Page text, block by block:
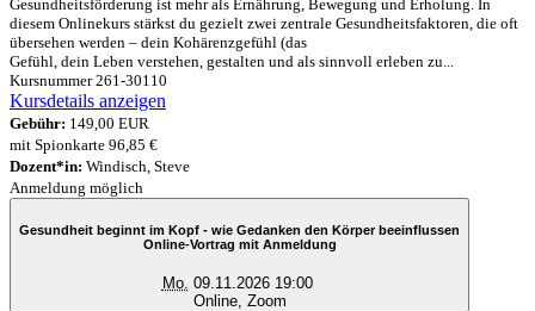
Gesundheitsförderung ist mehr als Ernährung, Bewegung und Erholung. In
diesem Onlinekurs stärkst du gezielt zwei zentrale Gesundheitsfaktoren, die oft
übersehen werden – dein Kohärenzgefühl (das
Gefühl, dein Leben verstehen, gestalten und als sinnvoll erleben zu...
Kursnummer 261-30110
Kursdetails anzeigen
Gebühr: 149,00 EUR
mit Spionkarte 96,85 €
Dozent*in: Windisch, Steve
Anmeldung möglich
Gesundheit beginnt im Kopf - wie Gedanken den Körper beeinflussen
Online-Vortrag mit Anmeldung
Mo. 09.11.2026 19:00
Online, Zoom